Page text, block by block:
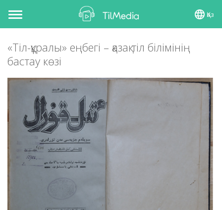
Toggle
navigation
Қаз
«Тіл-құралы» еңбегі – қазақ тіл білімінің
бастау көзі